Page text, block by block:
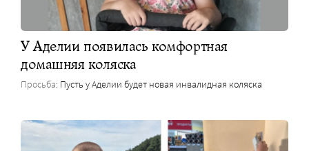
У Аделии появилась комфортная
домашняя коляска
Просьба: Пусть у Аделии будет новая инвалидная коляска